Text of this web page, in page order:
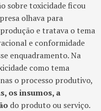
sobre toxicidade ficou
olhava para
e tratava o tema
e conformidade
enquadramento. Na
como tema
o processo produtivo,
os insumos, a
do produto ou serviço.